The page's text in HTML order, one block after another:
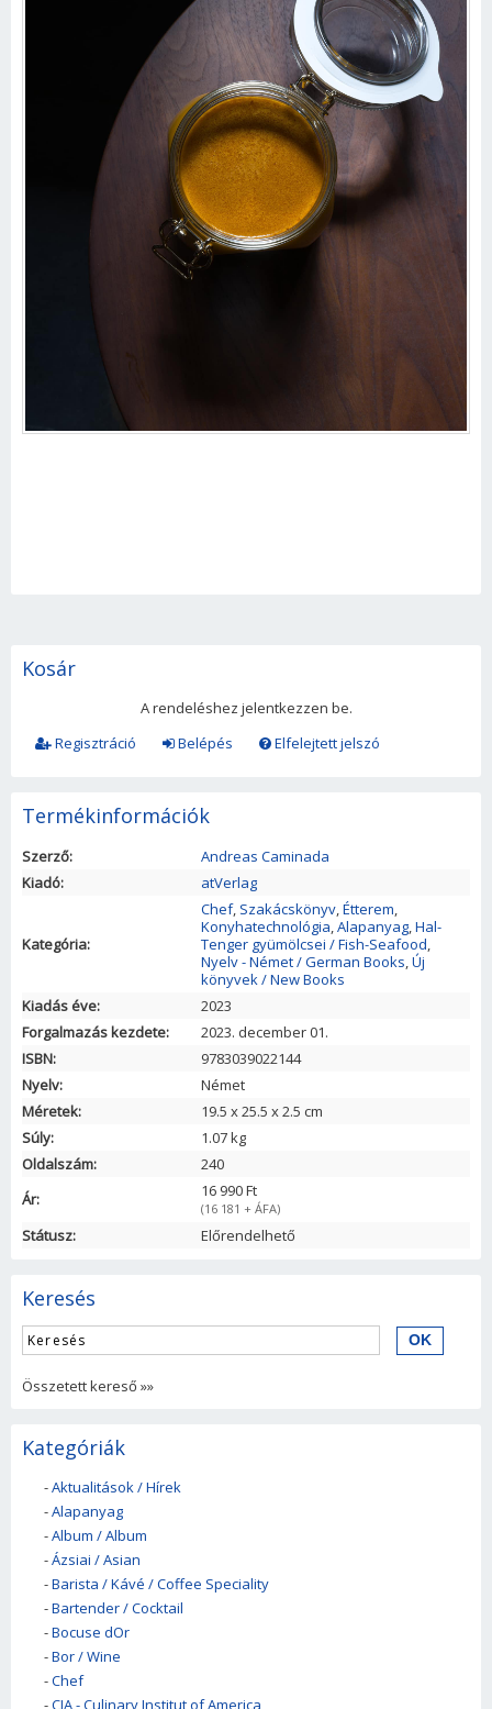
Kosár
A rendeléshez jelentkezzen be.
Regisztráció
Belépés Elfelejtett jelszó
Termékinformációk
Szerző:
Andreas Caminada
Kiadó:
atVerlag
Kategória:
Chef, Szakácskönyv,Étterem,
Konyhatechnológia,Alapanyag,Hal-
Tenger gyümölcsei / Fish-Seafood,
Nyelv - Német / German Books,Új
könyvek / New Books
Kiadás éve:
2023
Forgalmazás kezdete:
2023. december 01.
ISBN:
9783039022144
Nyelv:
Német
Méretek:
19.5 x25.5 x2.5 cm
Súly:
1.07 kg
Oldalszám:
240
Ár:
16 990 Ft
(16 181 + ÁFA)
Státusz: Előrendelhető
Keresés
Összetett kereső »»
Kategóriák
-Aktualitások / Hírek
-Alapanyag
-Album / Album
-Ázsiai / Asian
-Barista / Kávé / Coffee Speciality
-Bartender / Cocktail
-Bocuse dOr
-Bor / Wine
-Chef
-CIA - Culinary Institut of America